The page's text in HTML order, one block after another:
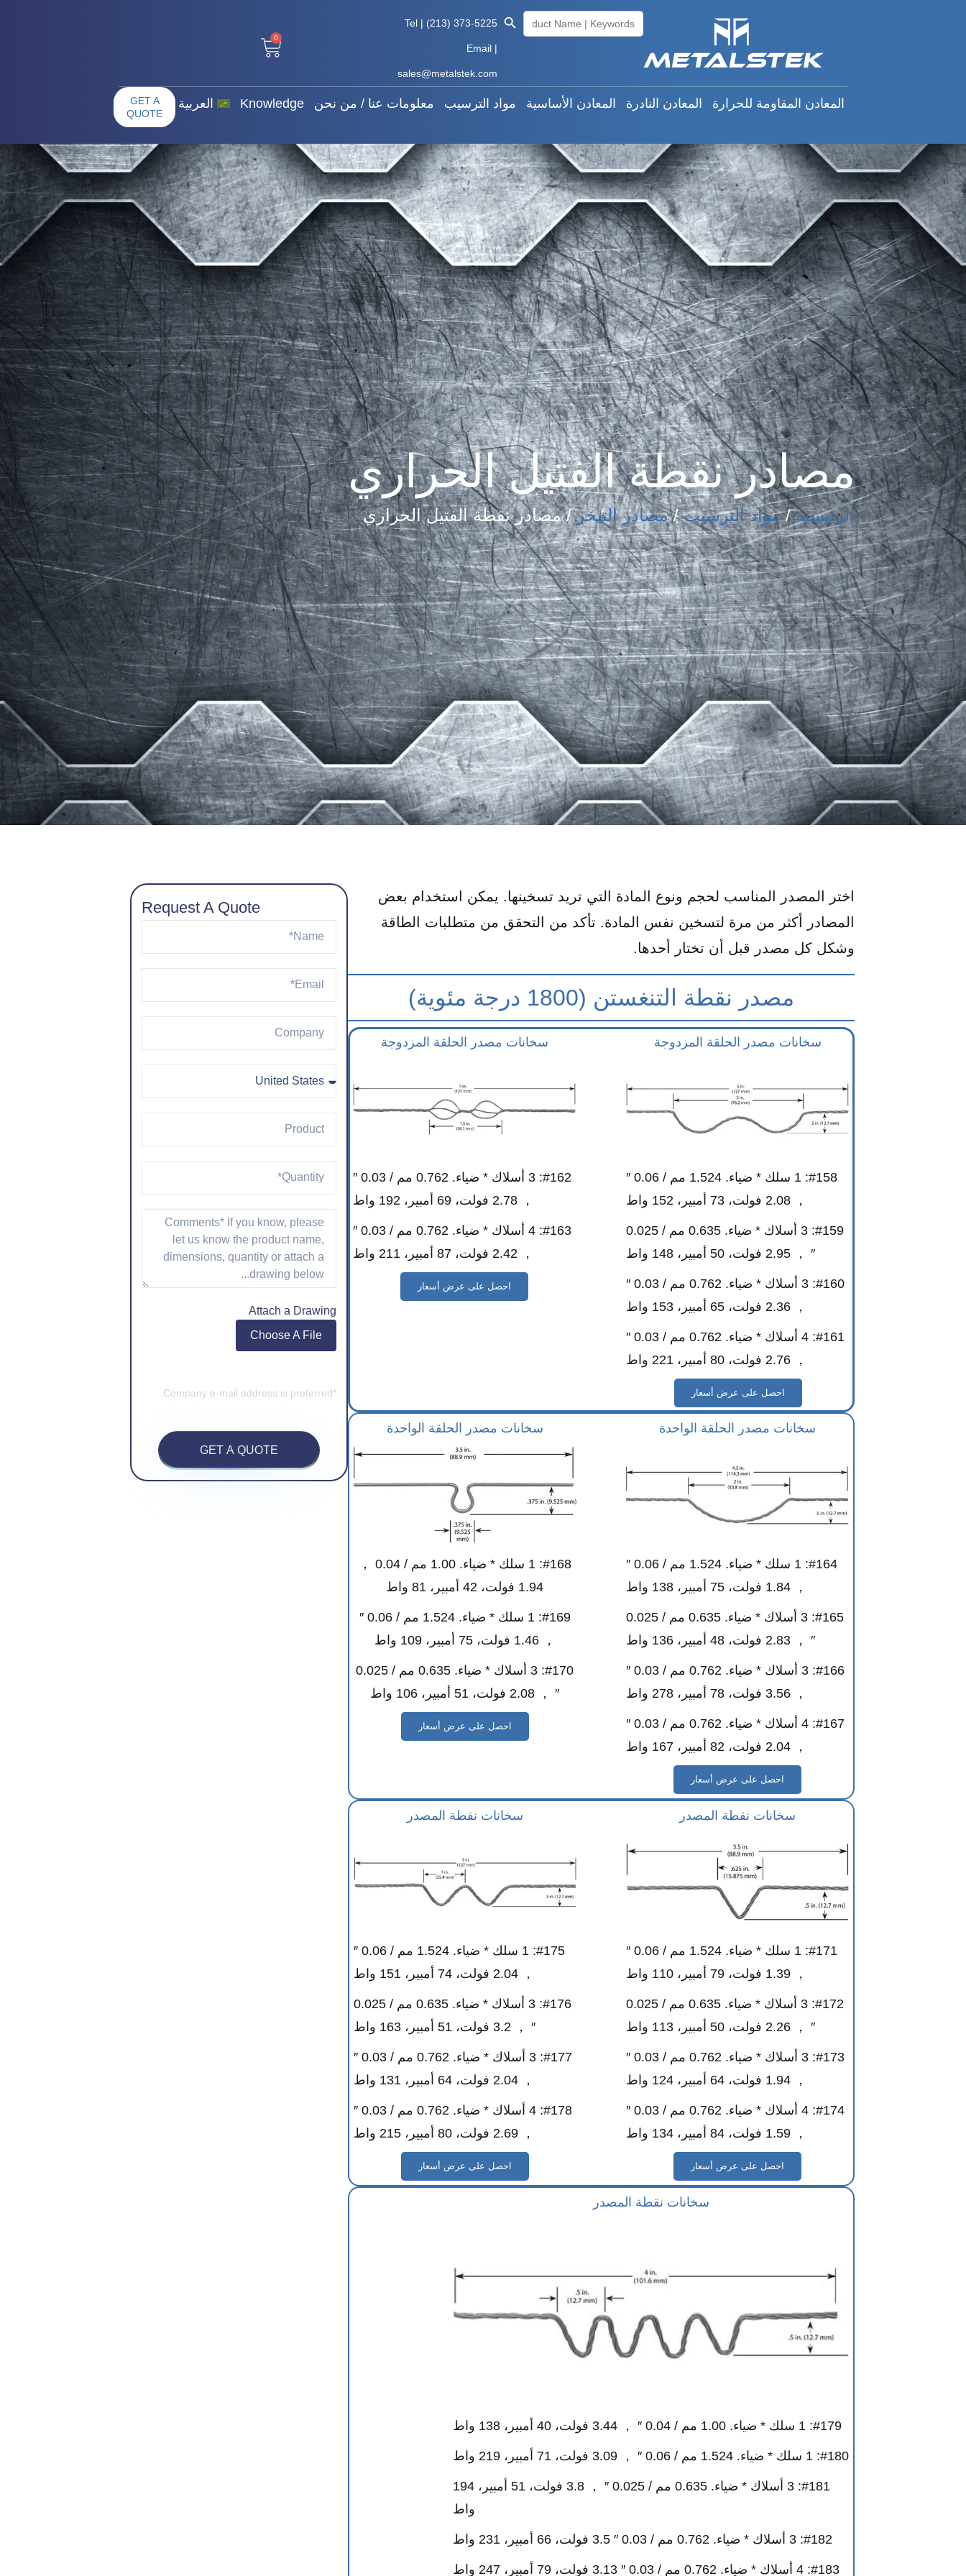
Search
for:
Search Button
Tel | (213) 373-5225
Email |
sales@metalstek.com
0
المعادن المقاومة للحرارة المعادن النادرة المعادن الأساسية مواد الترسيب معلومات عنا / من نحن Knowledge العربية
GET A
QUOTE
المعادن المقاومة للحرارة المعادن النادرة المعادن الأساسية مواد الترسيب
العربية
مصادر نقطة الفتيل الحراري
الرئيسية/مواد الترسيب/مصادر التبخر/ مصادر نقطة الفتيل الحراري
اختر المصدر المناسب لحجم ونوع المادة التي تريد تسخينها. يمكن استخدام بعض
المصادر أكثر من مرة لتسخين نفس المادة. تأكد من التحقق من متطلبات الطاقة
وشكل كل مصدر قبل أن تختار أحدها.
مصدر نقطة التنغستن (1800 درجة مئوية)
سخانات مصدر الحلقة المزدوجة
#158: 1 سلك * ضياء. 1.524 مم / 0.06 ″
， 2.08 فولت، 73 أمبير، 152 واط
#159: 3 أسلاك * ضياء. 0.635 مم / 0.025
″ ， 2.95 فولت، 50 أمبير، 148 واط
#160: 3 أسلاك * ضياء. 0.762 مم / 0.03 ″
， 2.36 فولت، 65 أمبير، 153 واط
#161: 4 أسلاك * ضياء. 0.762 مم / 0.03 ″
， 2.76 فولت، 80 أمبير، 221 واط
احصل على عرض أسعار
سخانات مصدر الحلقة المزدوجة
#162: 3 أسلاك * ضياء. 0.762 مم / 0.03 ″
， 2.78 فولت، 69 أمبير، 192 واط
#163: 4 أسلاك * ضياء. 0.762 مم / 0.03 ″
， 2.42 فولت، 87 أمبير، 211 واط
احصل على عرض أسعار
سخانات مصدر الحلقة الواحدة
#164: 1 سلك * ضياء. 1.524 مم / 0.06 ″
， 1.84 فولت، 75 أمبير، 138 واط
#165: 3 أسلاك * ضياء. 0.635 مم / 0.025
″ ， 2.83 فولت، 48 أمبير، 136 واط
#166: 3 أسلاك * ضياء. 0.762 مم / 0.03 ″
， 3.56 فولت، 78 أمبير، 278 واط
#167: 4 أسلاك * ضياء. 0.762 مم / 0.03 ″
， 2.04 فولت، 82 أمبير، 167 واط
احصل على عرض أسعار
سخانات مصدر الحلقة الواحدة
#168: 1 سلك * ضياء. 1.00 مم / 0.04 ，
1.94 فولت، 42 أمبير، 81 واط
#169: 1 سلك * ضياء. 1.524 مم / 0.06 ″
， 1.46 فولت، 75 أمبير، 109 واط
#170: 3 أسلاك * ضياء. 0.635 مم / 0.025
″ ， 2.08 فولت، 51 أمبير، 106 واط
احصل على عرض أسعار
سخانات نقطة المصدر
#171: 1 سلك * ضياء. 1.524 مم / 0.06 ″
， 1.39 فولت، 79 أمبير، 110 واط
#172: 3 أسلاك * ضياء. 0.635 مم / 0.025
″ ， 2.26 فولت، 50 أمبير، 113 واط
#173: 3 أسلاك * ضياء. 0.762 مم / 0.03 ″
， 1.94 فولت، 64 أمبير، 124 واط
#174: 4 أسلاك * ضياء. 0.762 مم / 0.03 ″
， 1.59 فولت، 84 أمبير، 134 واط
احصل على عرض أسعار
سخانات نقطة المصدر
#175: 1 سلك * ضياء. 1.524 مم / 0.06 ″
， 2.04 فولت، 74 أمبير، 151 واط
#176: 3 أسلاك * ضياء. 0.635 مم / 0.025
″ ， 3.2 فولت، 51 أمبير، 163 واط
#177: 3 أسلاك * ضياء. 0.762 مم / 0.03 ″
， 2.04 فولت، 64 أمبير، 131 واط
#178: 4 أسلاك * ضياء. 0.762 مم / 0.03 ″
， 2.69 فولت، 80 أمبير، 215 واط
احصل على عرض أسعار
سخانات نقطة المصدر
#179: 1 سلك * ضياء. 1.00 مم / 0.04 ″ ， 3.44 فولت، 40 أمبير، 138 واط
#180: 1 سلك * ضياء. 1.524 مم / 0.06 ″ ， 3.09 فولت، 71 أمبير، 219 واط
#181: 3 أسلاك * ضياء. 0.635 مم / 0.025 ″ ， 3.8 فولت، 51 أمبير، 194
واط
#182: 3 أسلاك * ضياء. 0.762 مم / 0.03 ″ 3.5 فولت، 66 أمبير، 231 واط
#183: 4 أسلاك * ضياء. 0.762 مم / 0.03 ″ 3.13 فولت، 79 أمبير، 247 واط
Request A Quote
Attach a Drawing
Choose A File
*Company e-mail address is preferred.
GET A QUOTE